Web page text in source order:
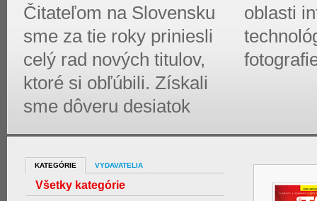
Čitateľom na Slovensku
sme za tie roky priniesli
celý rad nových titulov,
ktoré si obľúbili. Získali
sme dôveru desiatok
oblasti
KATEGÓRIE VYDAVATELIA
Všetky kategórie